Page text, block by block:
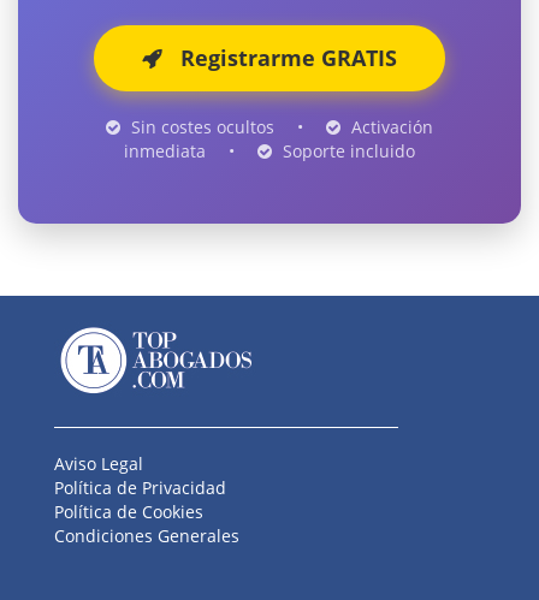
Registrarme GRATIS
Sin costes ocultos •
Activación
inmediata
• Soporte incluido
Aviso Legal
Política de Privacidad
Política de Cookies
Condiciones Generales